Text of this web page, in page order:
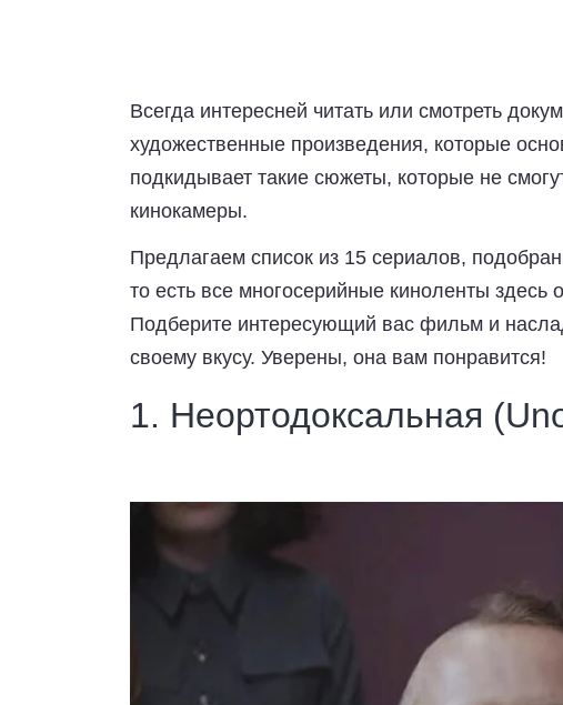
Всегда интересней читать или смотреть
художественные произведения, которые
подкидывает такие сюжеты, которые не
кинокамеры.
Предлагаем список из 15 сериалов,
то есть все многосерийные киноленты
Подберите интересующий вас фильм и
своему вкусу. Уверены, она вам понравится!
1. Неортодоксальная